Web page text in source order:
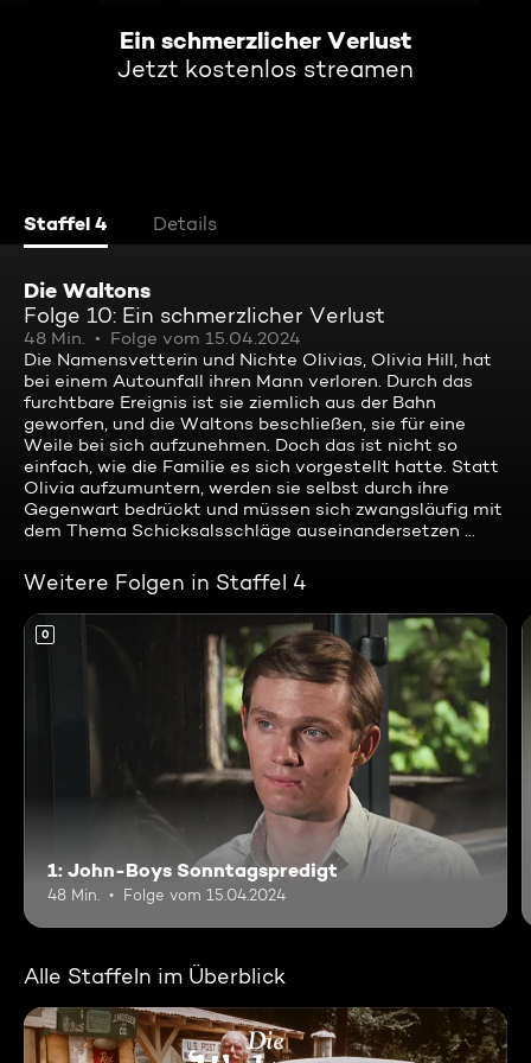
Ein schmerzlicher Verlust
Jetzt kostenlos streamen
Staffel 4 Details
Die Waltons
Folge 10: Ein schmerzlicher Verlust
48 Min.
Folge vom 15.04.2024
Die Namensvetterin und Nichte Olivias, Olivia Hill, hat
bei einem Autounfall ihren Mann verloren. Durch das
furchtbare Ereignis ist sie ziemlich aus der Bahn
geworfen, und die Waltons beschließen, sie für eine
Weile bei sich aufzunehmen. Doch das ist nicht so
einfach, wie die Familie es sich vorgestellt hatte. Statt
Olivia aufzumuntern, werden sie selbst durch ihre
Gegenwart bedrückt und müssen sich zwangsläufig mit
dem Thema Schicksalsschläge auseinandersetzen ...
Weitere Folgen in Staffel 4
0
1: John-Boys Sonntagspredigt
48 Min. Folge vom 15.04.2024
Alle Staffeln im Überblick